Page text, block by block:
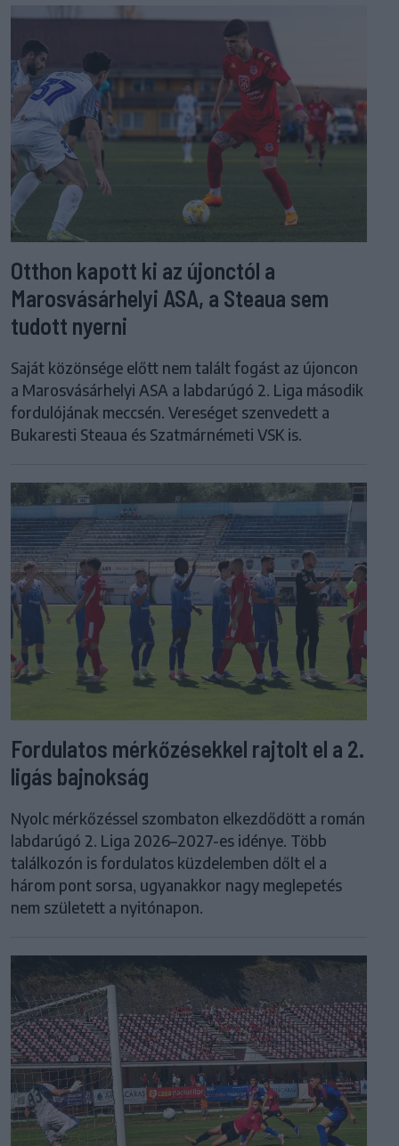
Otthon kapott ki az újonctól a
Marosvásárhelyi ASA, a Steaua sem
tudott nyerni
Saját közönsége előtt nem talált fogást az újoncon
a Marosvásárhelyi ASA a labdarúgó 2. Liga második
fordulójának meccsén. Vereséget szenvedett a
Bukaresti Steaua és Szatmárnémeti VSK is.
Fordulatos mérkőzésekkel rajtolt el a 2.
ligás bajnokság
Nyolc mérkőzéssel szombaton elkezdődött a román
labdarúgó 2. Liga 2026–2027-es idénye. Több
találkozón is fordulatos küzdelemben dőlt el a
három pont sorsa, ugyanakkor nagy meglepetés
nem született a nyitónapon.